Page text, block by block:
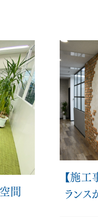
トリーフォーム
間
【施工
ラン